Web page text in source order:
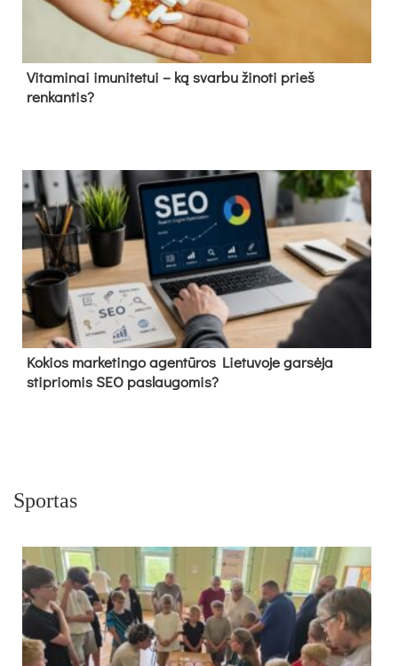
Vitaminai imunitetui – ką svarbu žinoti prieš
renkantis?
Kokios marketingo agentūros Lietuvoje garsėja
stipriomis SEO paslaugomis?
Sportas